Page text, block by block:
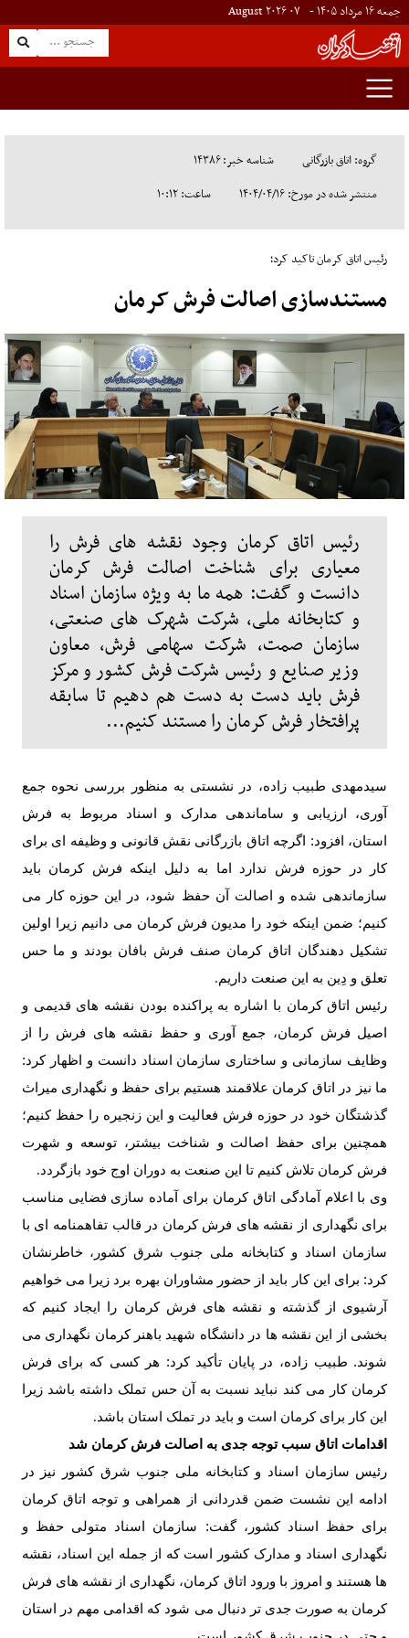
جمعه ۱۶ مرداد ۱۴۰۵ - ۰۷۲۰۲۶
گروه: اتاق بازرگانی
شناسه خبر: ۱۴۳۸۶
منتشر شده در مورخ: ۱۴۰۴/۰۴/۱۶
ساعت: ۱۰:۱۲
رئیس اتاق کرمان تاکید کرد؛
مستندسازی اصالت فرش کرمان
رئیس اتاق کرمان وجود نقشه های فرش را
معیاری برای شناخت اصالت فرش کرمان
دانست و گفت: همه ما به ویژه سازمان اسناد
و کتابخانه ملی، شرکت شهرک های صنعتی،
سازمان صمت، شرکت سهامی فرش، معاون
وزیر صنایع و رئیس شرکت فرش کشور و مرکز
فرش باید دست به دست هم دهیم تا سابقه
پرافتخار فرش کرمان را مستند کنیم...
سیدمهدی طبیب زاده، در نشستی به منظور بررسی نحوه جمع
آوری، ارزیابی و ساماندهی مدارک و اسناد مربوط به فرش
استان، افزود: اگرچه اتاق بازرگانی نقش قانونی و وظیفه ای برای
کار در حوزه فرش ندارد اما به دلیل اینکه فرش کرمان باید
سازماندهی شده و اصالت آن حفظ شود، در این حوزه کار می
کنیم؛ ضمن اینکه خود را مدیون فرش کرمان می دانیم زیرا اولین
تشکیل دهندگان اتاق کرمان صنف فرش بافان بودند و ما حس
تعلق و دِین به این صنعت داریم .
رئیس اتاق کرمان با اشاره به پراکنده بودن نقشه های قدیمی و
اصیل فرش کرمان، جمع آوری و حفظ نقشه های فرش را از
وظایف سازمانی و ساختاری سازمان اسناد دانست و اظهار کرد:
ما نیز در اتاق کرمان علاقمند هستیم برای حفظ و نگهداری میراث
گذشتگان خود در حوزه فرش فعالیت و این زنجیره را حفظ کنیم؛
همچنین برای حفظ اصالت و شناخت بیشتر، توسعه و شهرت
فرش کرمان تلاش کنیم تا این صنعت به دوران اوج خود بازگردد.
وی با اعلام آمادگی اتاق کرمان برای آماده سازی فضایی مناسب
برای نگهداری از نقشه های فرش کرمان در قالب تفاهمنامه ای با
سازمان اسناد و کتابخانه ملی جنوب شرق کشور، خاطرنشان
کرد: برای این کار باید از حضور مشاوران بهره برد زیرا می خواهیم
آرشیوی از گذشته و نقشه های فرش کرمان را ایجاد کنیم که
بخشی از این نقشه ها در دانشگاه شهید باهنر کرمان نگهداری می
شوند. طبیب زاده، در پایان تأکید کرد: هر کسی که برای فرش
کرمان کار می کند نباید نسبت به آن حس تملک داشته باشد زیرا
این کار برای کرمان است و باید در تملک استان باشد.
اقدامات اتاق سبب توجه جدی به اصالت فرش کرمان شد
رئیس سازمان اسناد و کتابخانه ملی جنوب شرق کشور نیز در
ادامه این نشست ضمن قدردانی از همراهی و توجه اتاق کرمان
برای حفظ اسناد کشور، گفت: سازمان اسناد متولی حفظ و
نگهداری اسناد و مدارک کشور است که از جمله این اسناد، نقشه
ها هستند و امروز با ورود اتاق کرمان، نگهداری از نقشه های فرش
کرمان به صورت جدی تر دنبال می شود که اقدامی مهم در استان